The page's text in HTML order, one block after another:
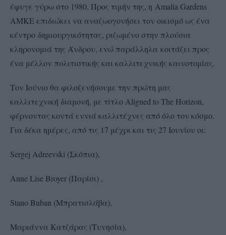
έφυγε γύρω στο 1980. Προς τιμήν της, η Amalia Gardens
AMKE επιδιώκει να αναζωογονήσει τον οικισμό ως ένα
κέντρο δημιουργικότητας, ριζωμένο στην πλούσια
κληρονομιά της Άνδρου, ενώ παράλληλα κοιτάζει προς
ένα μέλλον πολιτιστικής και καλλιτεχνικής καινοτομίας.
Τον Ιούνιο θα φιλοξενήσουμε την πρώτη μας
καλλιτεχνική διαμονή, με τίτλο Aligned to The Horizon,
φέρνοντας κοντά εννιά καλλιτέχνες από όλο τον κόσμο.
Για δέκα ημέρες, από τις 17 μέχρι και τις 27 Ιουνίου οι:
Sergej Adreevski (Σκόπια),
Anne Lise Broyer (Παρίσι) ,
Stano Buban (Μπρατισλάβα),
Mαριάννα Κατζάρας (Tυνησία),